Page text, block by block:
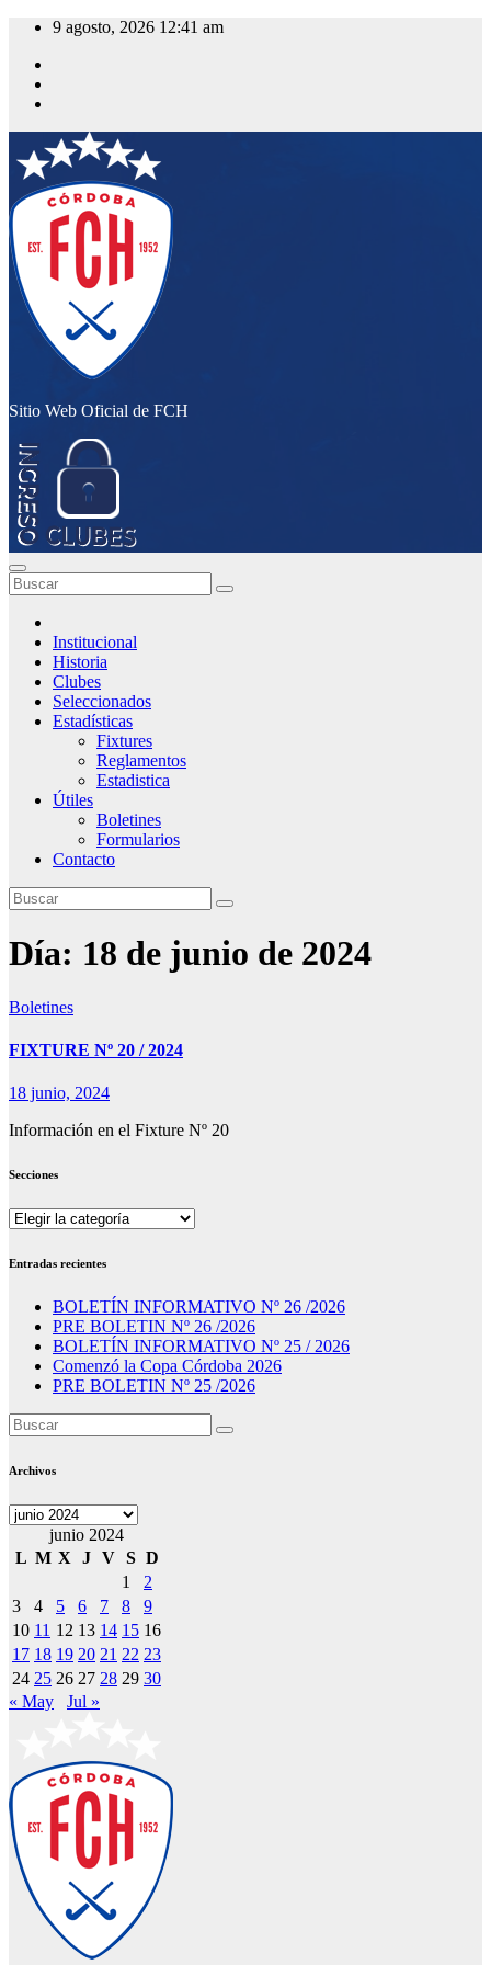
Saltar
contenido
9 agosto, 2026 12:41 am
Sitio Web Oficial de FCH
Institucional
Historia
Clubes
Seleccionados
Estadísticas
Fixtures
Reglamentos
Estadistica
Útiles
Boletines
Formularios
Contacto
Día: 18 de junio de 2024
Boletines
FIXTURE Nº 20 / 2024
18 junio, 2024
Información en el Fixture Nº 20
Secciones
Secciones
Entradas recientes
BOLETÍN INFORMATIVO Nº 26 /2026
PRE BOLETIN Nº 26 /2026
BOLETÍN INFORMATIVO Nº 25 / 2026
Comenzó la Copa Córdoba 2026
PRE BOLETIN Nº 25 /2026
Archivos
Archivos
junio 2024
L M X J V S D
1
2
3
4 5 6 7 8
9
10 11 12 13 14 15 16
17 18 19 20 21 22 23
24 25 26 27 28 29 30
« May
Jul »